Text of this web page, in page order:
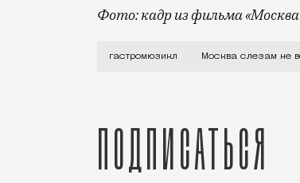
Фото: кадр из фильма «Москва
В бывшем здании казино
гастромюзикл Москва слезам не
Подписаться